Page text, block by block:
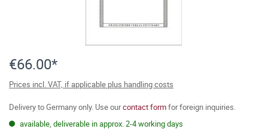
€66.00*
Prices incl. VAT, if applicable plus handling costs
Delivery to Germany only. Use ourcontact formfor foreign inquiries.
available, deliverable in approx. 2-4 working days